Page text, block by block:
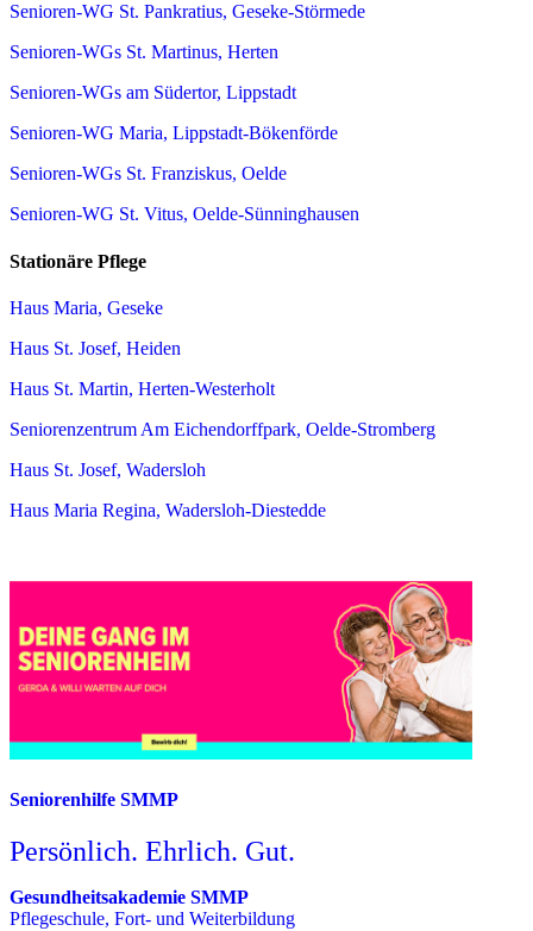
Senioren-WG St. Pankratius, Geseke-Störmede
Senioren-WGs St. Martinus, Herten
Senioren-WGs am Südertor, Lippstadt
Senioren-WG Maria, Lippstadt-Bökenförde
Senioren-WGs St. Franziskus, Oelde
Senioren-WG St. Vitus, Oelde-Sünninghausen
Stationäre Pflege
Haus Maria, Geseke
Haus St. Josef, Heiden
Haus St. Martin, Herten-Westerholt
Seniorenzentrum Am Eichendorffpark, Oelde-Stromberg
Haus St. Josef, Wadersloh
Haus Maria Regina, Wadersloh-Diestedde
Seniorenhilfe SMMP
Persönlich. Ehrlich. Gut.
Gesundheitsakademie SMMP
Pflegeschule, Fort- und Weiterbildung